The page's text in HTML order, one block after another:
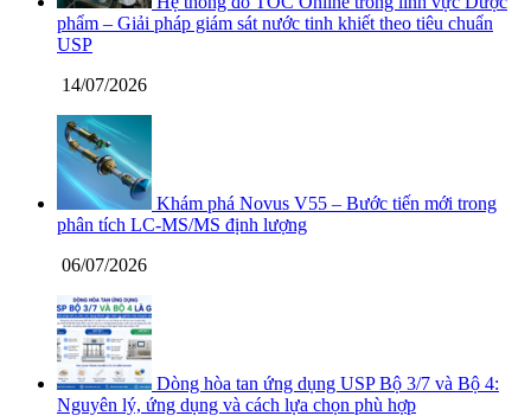
phẩm – Giải pháp giám sát nước tinh khiết theo tiêu chuẩn
USP
14/07/2026
Khám phá Novus V55 – Bước tiến mới trong
phân tích LC-MS/MS định lượng
06/07/2026
Dòng hòa tan ứng dụng USP Bộ 3/7 và Bộ 4:
Nguyên lý, ứng dụng và cách lựa chọn phù hợp